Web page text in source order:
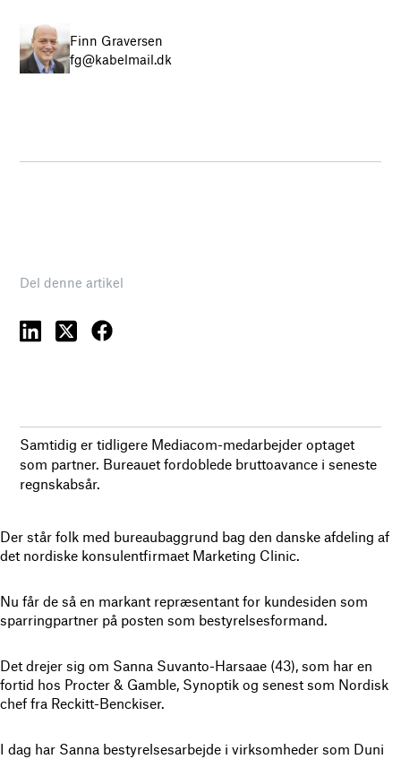
Finn Graversen
fg@kabelmail.dk
Del denne artikel
Samtidig er tidligere Mediacom-medarbejder optaget
som partner. Bureauet fordoblede bruttoavance i seneste
regnskabsår.
Der står folk med bureaubaggrund bag den danske afdeling af
det nordiske konsulentfirmaet Marketing Clinic.
Nu får de så en markant repræsentant for kundesiden som
sparringpartner på posten som bestyrelsesformand.
Det drejer sig om Sanna Suvanto-Harsaae (43), som har en
fortid hos Procter & Gamble, Synoptik og senest som Nordisk
chef fra Reckitt-Benckiser.
I dag har Sanna bestyrelsesarbejde i virksomheder som Duni